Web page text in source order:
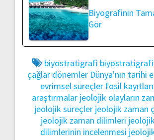
Biyografinin
Gör
biyostratigrafi
çağlar dönemler Dünya'nın tarihi
evrimsel süreçler fosil kayıtları
araştırmalar jeolojik olayların
jeolojik süreçler jeolojik zaman
jeolojik zaman dilimleri
dilimlerinin incelenmesi